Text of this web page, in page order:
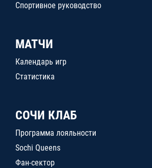
Спортивное руководство
МАТЧИ
Календарь игр
Статистика
СОЧИ КЛАБ
Программа лояльности
Sochi Queens
Фан-сектор